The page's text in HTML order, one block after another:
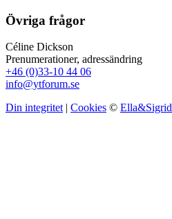
Övriga frågor
Céline Dickson
Prenumerationer, adressändring
+46 (0)33-10 44 06
info@ytforum.se
Din integritet | Cookies © Ella&Sigrid